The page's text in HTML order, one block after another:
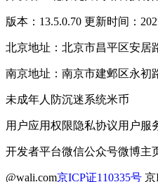
版本：13.5.0.70 更新时间：
北京地址：北京市昌平区安居
南京地址：南京市建邺区永初
未成年人防沉迷系统米币
用户应用权限隐私协议用户服
开发者平台微信公众号微博主
@wali.com京ICP证110335号 京